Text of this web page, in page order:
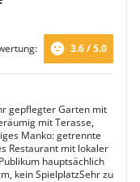
3.6 / 5.0
gepflegter Garten mit
mit Terasse,
Manko: getrennte
Restaurant mit lokaler
hauptsächlich
kein SpielplatzSehr zu